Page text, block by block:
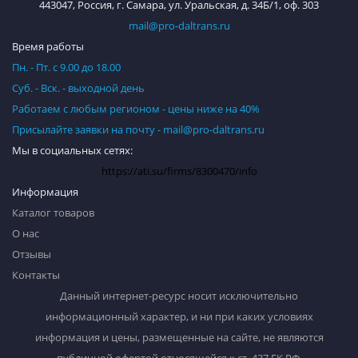
443047, Россия, г. Самара, ул. Уральская, д. 34Б/1, оф. 303
mail@pro-daltrans.ru
Информация
Каталог товаров
О нас
Отзывы
Контакты
Время работы
Пн. - Пт. с 9.00 до 18.00
Суб. - Вск. - выходной день
Работаем с любым регионом - цены ниже на 40%
Присылайте заявки на почту - mail@pro-daltrans.ru
Мы в социальных сетях:
https://ati.su/firms/8300470/info
Данный интернет-ресурс носит исключительно
информационный характер, и ни при каких условиях
информация и цены, размещенные на сайте, не являются